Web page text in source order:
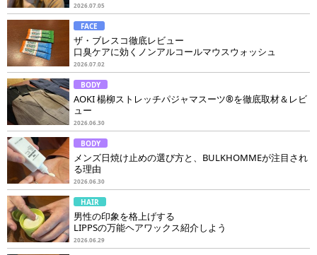
2026.07.05
FACE
ザ・ブレスコ徹底レビュー
口臭ケアに効くノンアルコールマウスウォッシュ
2026.07.02
BODY
AOKI 楊柳ストレッチパジャマスーツ®を徹底取材＆レビ
ュー
2026.06.30
BODY
メンズ日焼け止めの選び方と、BULKHOMMEが注目され
る理由
2026.06.30
HAIR
男性の印象を格上げする
LIPPSの万能ヘアワックス紹介しよう
2026.06.29